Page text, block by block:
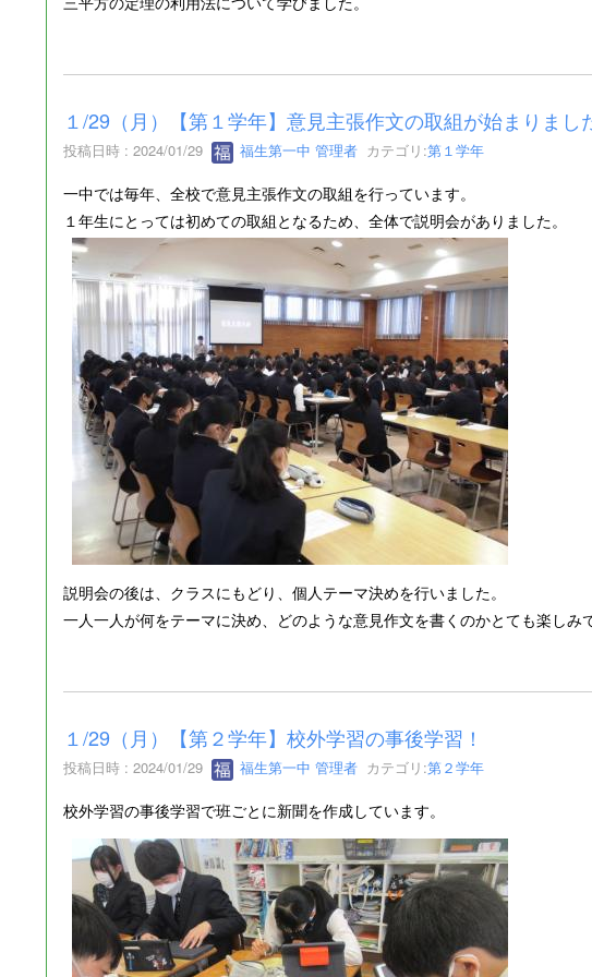
１/29（月）【第１学年】意見主張作文の取組が始まりまし
投稿日時 : 2024/01/29 福生第一中 管理者カテゴリ:第１学年
一中では毎年、全校で意見主張作文の取組を行っています。
１年生にとっては初めての取組となるため、全体で説明会がありました。
説明会の後は、クラスにもどり、個人テーマ決めを行いました。
一人一人が何をテーマに決め、どのような意見作文を書くのかとても楽しみ
１/29（月）【第２学年】校外学習の事後学習！
投稿日時 : 2024/01/29 福生第一中 管理者カテゴリ:第２学年
校外学習の事後学習で班ごとに新聞を作成しています。